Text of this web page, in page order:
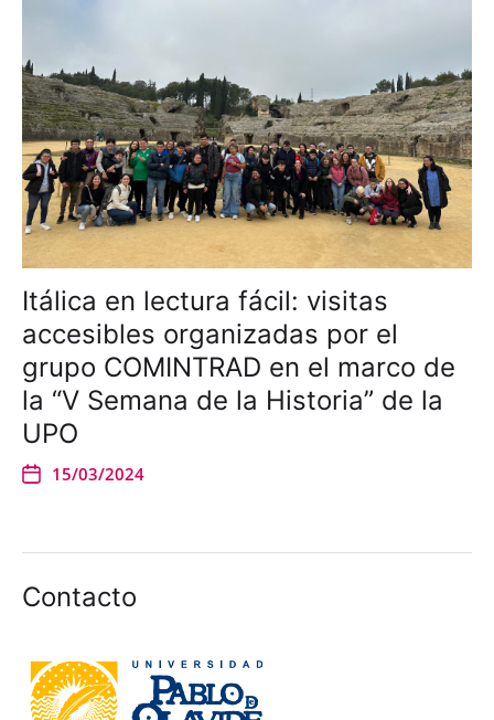
Itálica en lectura fácil: visitas
accesibles organizadas por el
grupo COMINTRAD en el marco de
la “V Semana de la Historia” de la
UPO
15/03/2024
Contacto